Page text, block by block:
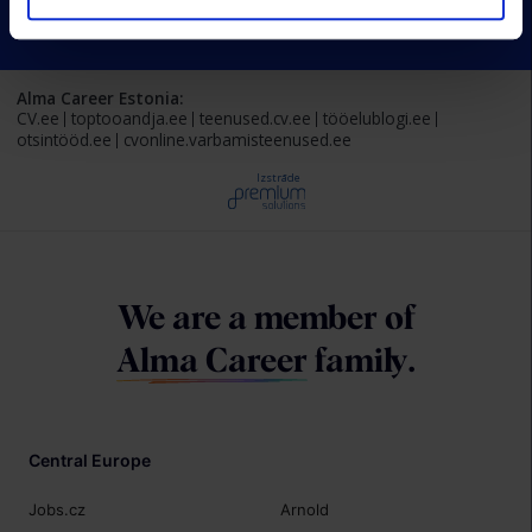
Alma Career Estonia:
CV.ee
toptooandja.ee teenused.cv.ee
tööelublogi.ee
otsintööd.ee
cvonline.varbamisteenused.ee
Izstrāde
We are a member of
Alma Career family.
Central Europe
Jobs.cz Arnold